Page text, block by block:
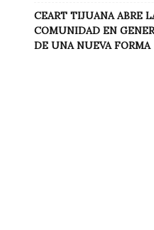
CEART TIJUANA ABRE
COMUNIDAD EN
DE UNA NUEVA FORMA